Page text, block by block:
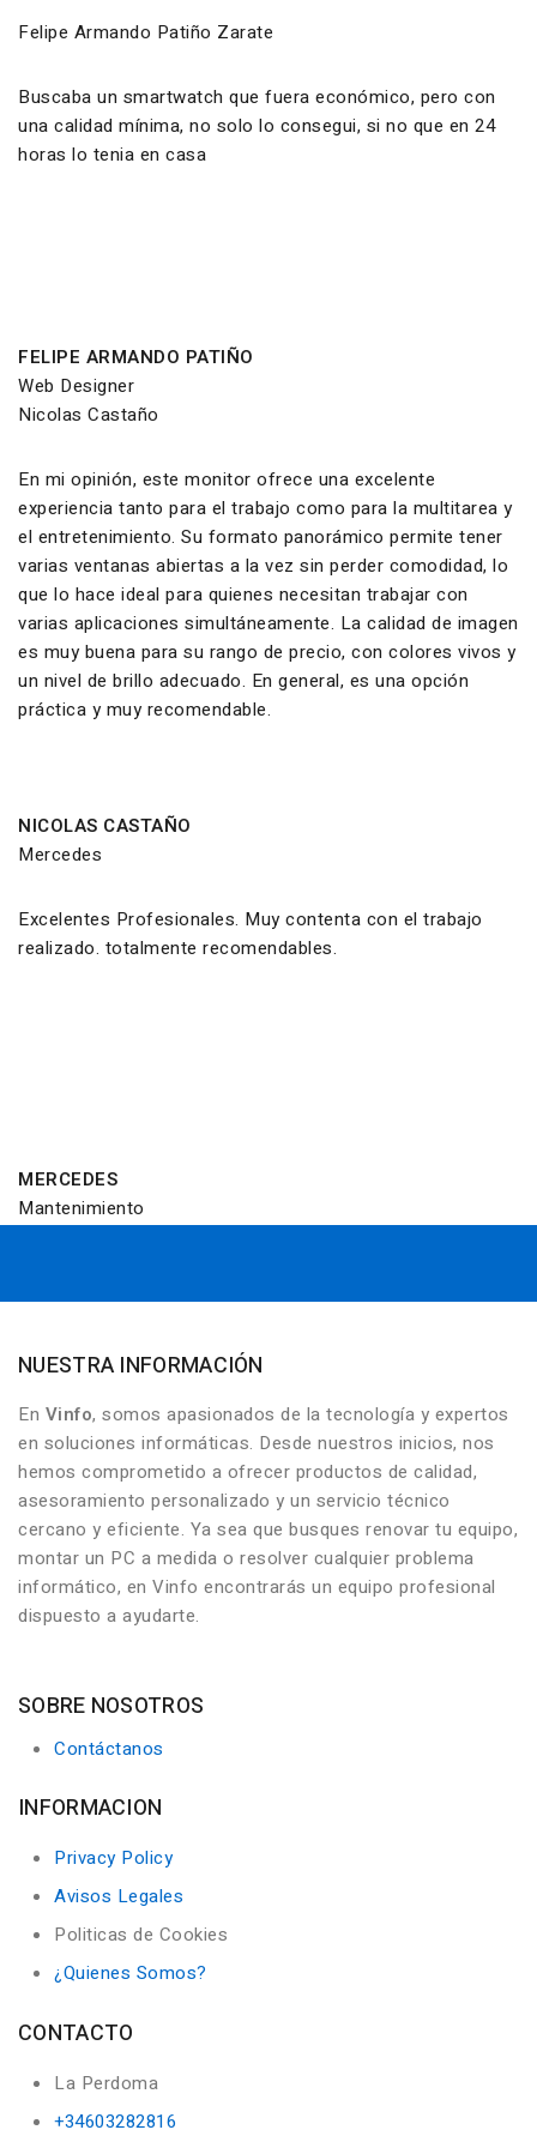
Felipe Armando Patiño Zarate
Buscaba un smartwatch que fuera económico, pero con
una calidad mínima, no solo lo consegui, si no que en 24
horas lo tenia en casa
FELIPE ARMANDO PATIÑO
Web Designer
Nicolas Castaño
En mi opinión, este monitor ofrece una excelente
experiencia tanto para el trabajo como para la multitarea y
el entretenimiento. Su formato panorámico permite tener
varias ventanas abiertas a la vez sin perder comodidad, lo
que lo hace ideal para quienes necesitan trabajar con
varias aplicaciones simultáneamente. La calidad de imagen
es muy buena para su rango de precio, con colores vivos y
un nivel de brillo adecuado. En general, es una opción
práctica y muy recomendable.
NICOLAS CASTAÑO
Mercedes
Excelentes Profesionales. Muy contenta con el trabajo
realizado. totalmente recomendables.
MERCEDES
Mantenimiento
NUESTRA INFORMACIÓN
En Vinfo, somos apasionados de la tecnología y expertos
en soluciones informáticas. Desde nuestros inicios, nos
hemos comprometido a ofrecer productos de calidad,
asesoramiento personalizado y un servicio técnico
cercano y eficiente. Ya sea que busques renovar tu equipo,
montar un PC a medida o resolver cualquier problema
informático, en Vinfo encontrarás un equipo profesional
dispuesto a ayudarte.
SOBRE NOSOTROS
Contáctanos
INFORMACION
Privacy Policy
Avisos Legales
Politicas de Cookies
¿Quienes Somos?
CONTACTO
La Perdoma
+34603282816